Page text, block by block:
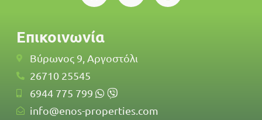
Επικοινωνία
Βύρωνος 9, Αργοστόλι
26710 25545
6944 775 799
info@enos-properties.com